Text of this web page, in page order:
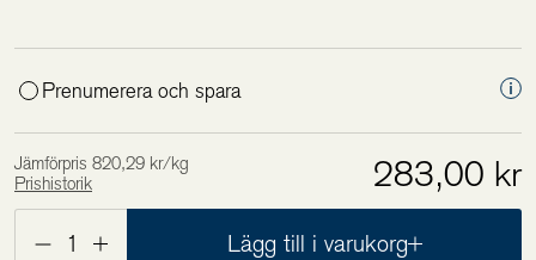
Prenumerera och spara
Jämförpris 820,29 kr/kg
Prishistorik
283,00 kr
1 Lägg till i varukorg